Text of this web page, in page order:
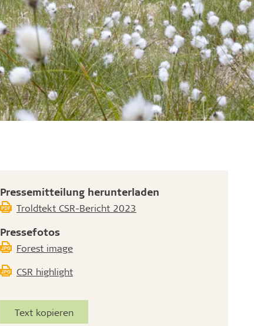
Pressemitteilung herunterladen
Troldtekt CSR-Bericht 2023
Pressefotos
Forest image
CSR highlight
Text kopieren